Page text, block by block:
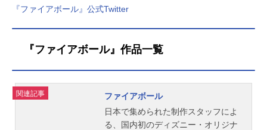
『ファイアボール』公式Twitter
『ファイアボール』作品一覧
関連記事
ファイアボール
日本で集められた制作スタッフによ
る、国内初のディズニー・オリジナ